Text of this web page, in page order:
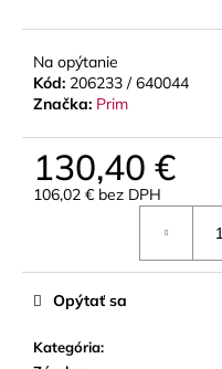
z
hviezdičiek.
Na opýtanie
Kód: 206233 / 640044
Značka: Prim
130,40 €
106,02 € bez DPH
Kategória:
Opýtať sa
O
a